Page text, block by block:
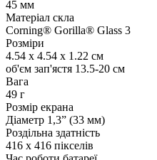
45 мм
Матеріал скла
Corning® Gorilla® Glass 3
Розміри
4.54 x 4.54 x 1.22 см
об'єм зап'ястя 13.5-20 см
Вага
49 г
Розмір екрана
Діаметр 1,3” (33 мм)
Роздільна здатність
416 x 416 пікселів